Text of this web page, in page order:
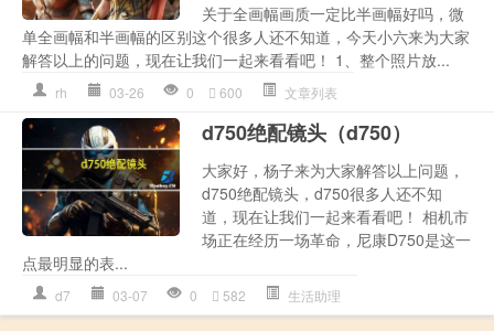
关于全画幅画质一定比半画幅好吗，微
单全画幅和半画幅的区别这个很多人还不知道，今天小六来为大家
解答以上的问题，现在让我们一起来看看吧！ 1、整个照片放...
rh 03-26 0 600 文章列表
d750绝配镜头（d750）
大家好，杨子来为大家解答以上问题，
d750绝配镜头，d750很多人还不知
道，现在让我们一起来看看吧！ 相机市
场正在经历一场革命，尼康D750是这一
点最明显的表...
d7 03-07 0 582 生活助理